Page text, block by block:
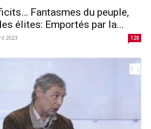
Fantasmes du peuple,
élites: Emportés par la...
2023 128